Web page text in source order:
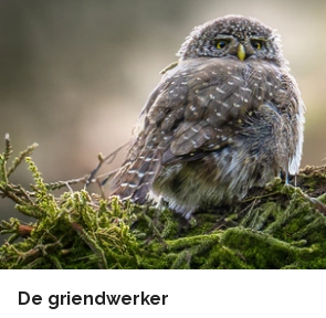
De griendwerker